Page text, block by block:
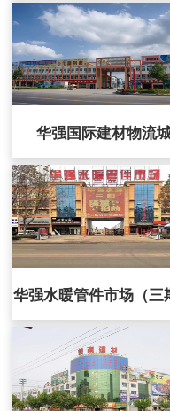
华强国际建材物流
华强水暖管件市场（三